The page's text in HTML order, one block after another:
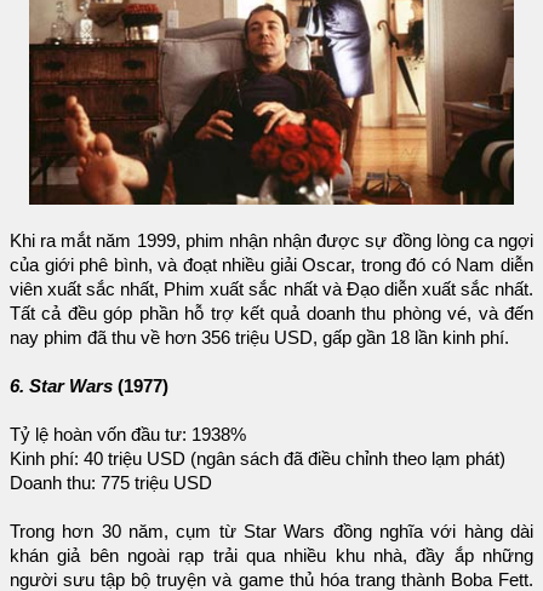
Khi ra mắt năm 1999, phim nhận nhận được sự đồng lòng ca ngợi
của giới phê bình, và đoạt nhiều giải Oscar, trong đó có Nam diễn
viên xuất sắc nhất, Phim xuất sắc nhất và Đạo diễn xuất sắc nhất.
Tất cả đều góp phần hỗ trợ kết quả doanh thu phòng vé, và đến
nay phim đã thu về hơn 356 triệu USD, gấp gần 18 lần kinh phí.
6. Star Wars (1977)
Tỷ lệ hoàn vốn đầu tư: 1938%
Kinh phí: 40 triệu USD (ngân sách đã điều chỉnh theo lạm phát)
Doanh thu: 775 triệu USD
Trong hơn 30 năm, cụm từ Star Wars đồng nghĩa với hàng dài
khán giả bên ngoài rạp trải qua nhiều khu nhà, đầy ắp những
người sưu tập bộ truyện và game thủ hóa trang thành Boba Fett.